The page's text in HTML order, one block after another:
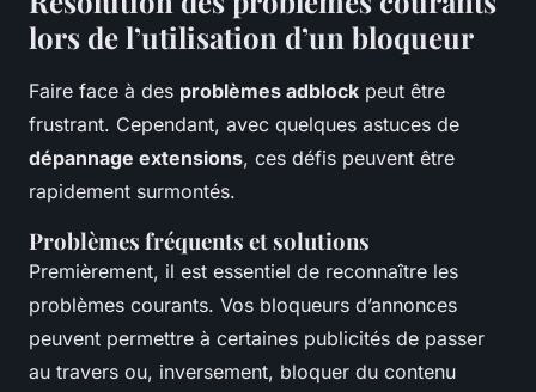
lors de l’utilisation d’un bloqueur
Faire face à des problèmes adblock peut être
frustrant. Cependant, avec quelques astuces de
dépannage extensions, ces défis peuvent être
rapidement surmontés.
Problèmes fréquents et solutions
Premièrement, il est essentiel de reconnaître les
problèmes courants. Vos bloqueurs d’annonces
peuvent permettre à certaines publicités de passer
au travers ou, inversement, bloquer du contenu